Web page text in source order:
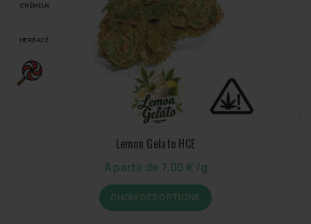
CRÉMEUX
HERBACÉ
Lemon Gelato HCE
A partir de 7,00 € /g
CHOIX DES OPTIONS
Ce
produit